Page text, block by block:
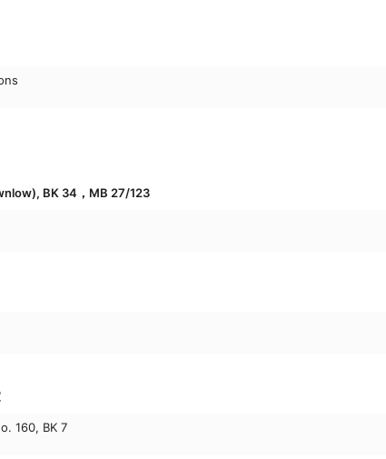
BK 34，MB 27/123
160, BK 7